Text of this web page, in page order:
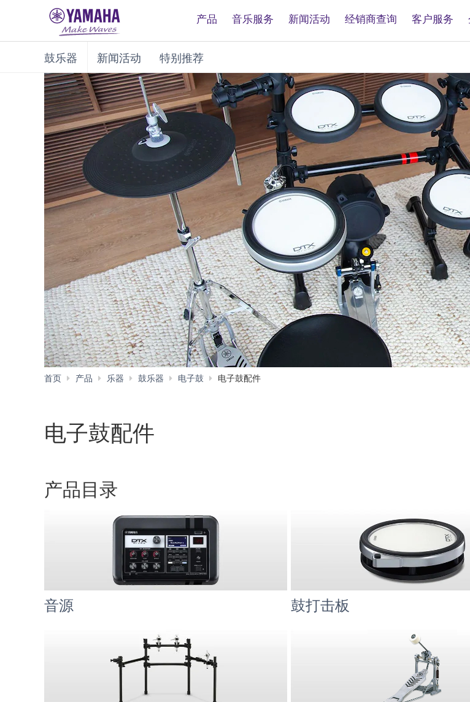
产品 音乐服务 新闻活动 经销商查询 客户服务
鼓乐器 新闻活动 特别推荐
首页 产品 乐器 鼓乐器 电子鼓 电子鼓配件
电子鼓配件
产品目录
音源 鼓打击板